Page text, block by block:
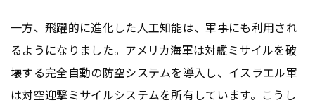
一方、飛躍的に進化した人工知能は、軍事にも利用され
るようになりました。アメリカ海軍は対艦ミサイルを破
壊する完全自動の防空システムを導入し、イスラエル軍
は対空迎撃ミサイルシステムを所有しています。こうし